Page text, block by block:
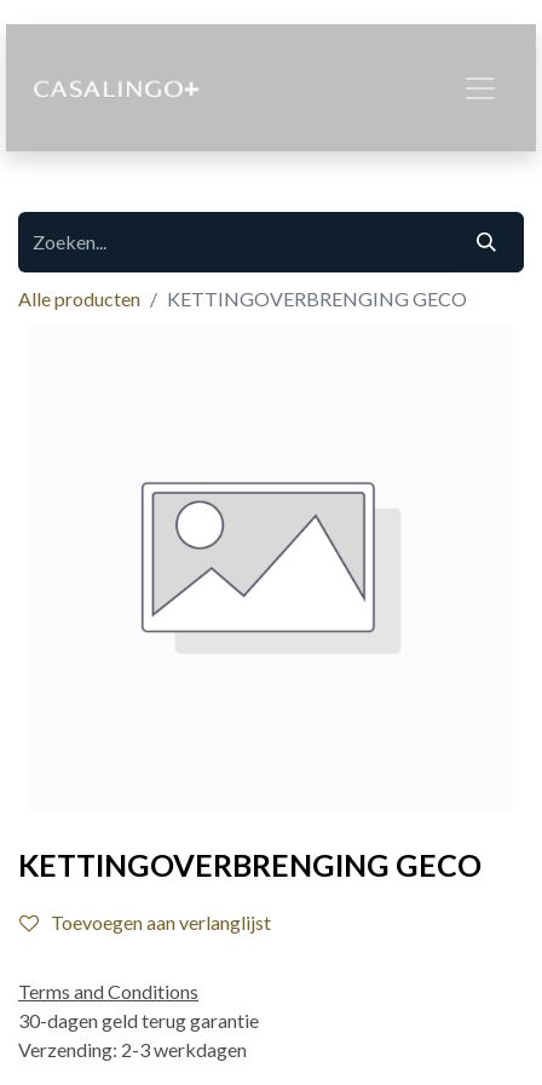
Alle producten KETTINGOVERBRENGING GECO
KETTINGOVERBRENGING GECO
Toevoegen aan verlanglijst
Terms and Conditions
30-dagen geld terug garantie
Verzending: 2-3 werkdagen